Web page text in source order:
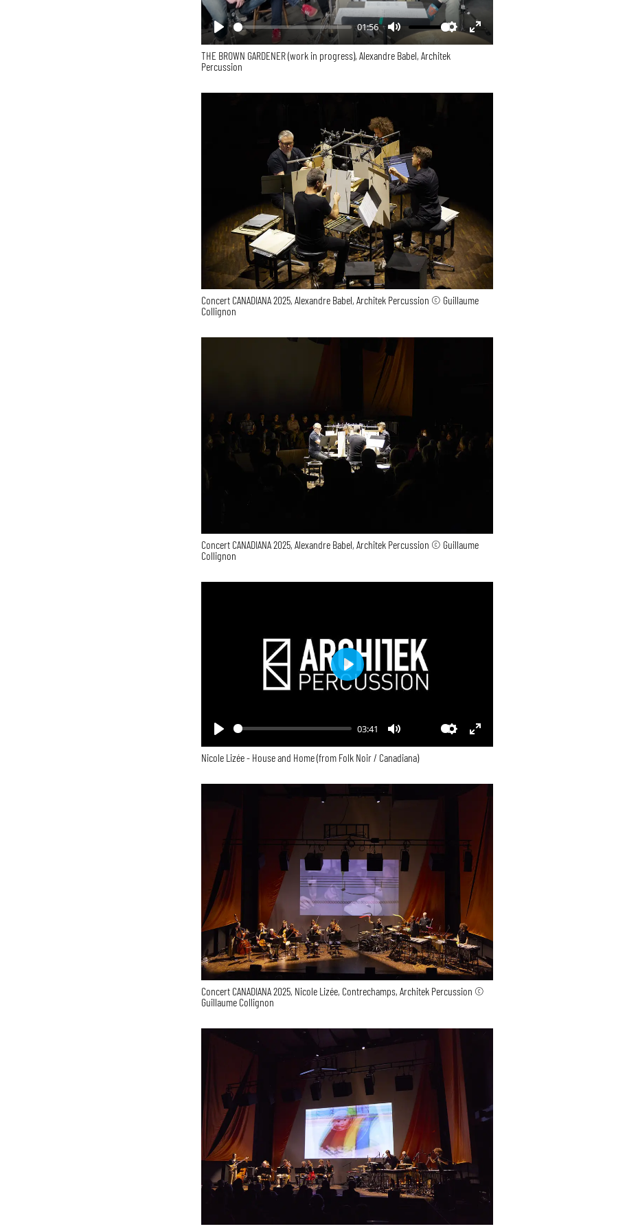
Play
01:56
Mute Settings
Enter
THE BROWN GARDENER (work in progress), Alexandre Babel, Architek
Percussion
Concert CANADIANA 2025, Alexandre Babel, Architek Percussion © Guillaume
Collignon
Concert CANADIANA 2025, Alexandre Babel, Architek Percussion © Guillaume
Collignon
Play
03:41
Mute Settings
Enter
Play
Nicole Lizée - House and Home (from Folk Noir / Canadiana)
Concert CANADIANA 2025, Nicole Lizée, Contrechamps, Architek Percussion ©
Guillaume Collignon